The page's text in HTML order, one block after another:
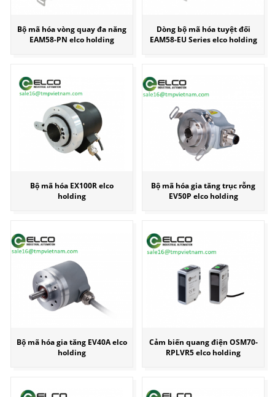
Bộ mã hóa vòng quay đa năng
EAM58-PN elco holding
Dòng bộ mã hóa tuyệt đối
EAM58-EU Series elco holding
Bộ mã hóa EX100R elco
holding
Bộ mã hóa gia tăng trục rỗng
EV50P elco holding
Bộ mã hóa gia tăng EV40A elco
holding
Cảm biến quang điện OSM70-
RPLVR5 elco holding